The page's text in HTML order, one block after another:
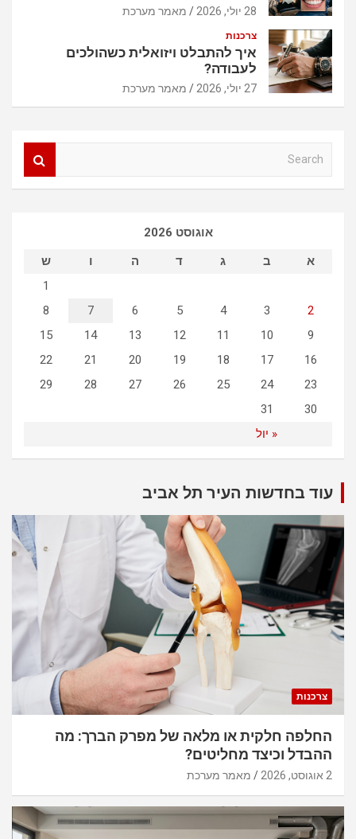
28 יולי, 2026 מאמר מערכת
צרכנות
איך להתבלט ויזואלית כשהולכים
לעבודה?
27 יולי, 2026 מאמר מערכת
אוגוסט 2026
א
ב ג ד ה ו ש
« יול
1
2
3
4
5
6
7
8
9
10
11
12
13
14
15
16
17
18
19
20
21
22
23
24
25
26
27
28
29
30
31
עוד בחדשות העיר תל אביב
צרכנות
החלפה חלקית או מלאה של מפרק הברך: מה
ההבדל וכיצד מחליטים?
2 אוגוסט, 2026 מאמר מערכת